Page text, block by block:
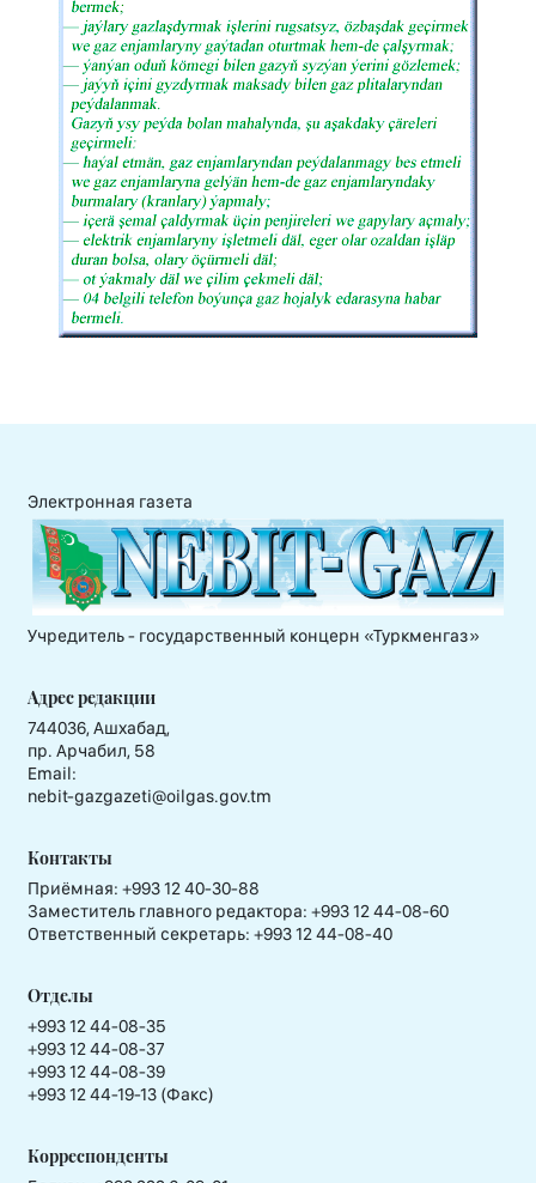
Электронная газета
Учредитель - государственный концерн «Туркменгаз»
Адрес редакции
744036, Ашхабад,
пр. Арчабил, 58
Email:
nebit-gazgazeti@oilgas.gov.tm
Контакты
Приёмная: +993 12 40-30-88
Заместитель главного редактора: +993 12 44-08-60
Ответственный секретарь: +993 12 44-08-40
Отделы
+993 12 44-08-35
+993 12 44-08-37
+993 12 44-08-39
+993 12 44-19-13 (Факс)
Корреспонденты